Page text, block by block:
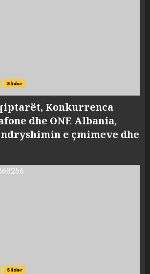
Slider
Konkurrenca
dhe ONE Albania,
e çmimeve dhe
Slider